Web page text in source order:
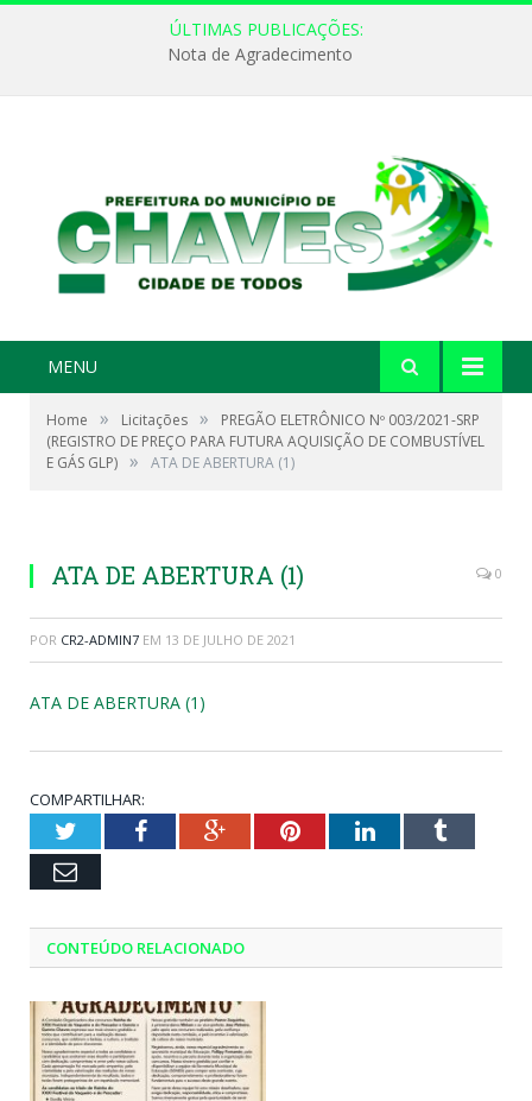
ÚLTIMAS PUBLICAÇÕES:
Nota de Agradecimento
MENU
Home » Licitações »
PREGÃO ELETRÔNICO Nº 003/2021-SRP
(REGISTRO DE PREÇO PARA FUTURA AQUISIÇÃO DE COMBUSTÍVEL
E GÁS GLP) » ATA DE ABERTURA (1)
ATA DE ABERTURA (1) 0
POR CR2-ADMIN7 EM 13 DE JULHO DE 2021
ATA DE ABERTURA (1)
COMPARTILHAR:
TwitterFacebookGoogle+PinterestLinkedInTumblr
Email
CONTEÚDO RELACIONADO